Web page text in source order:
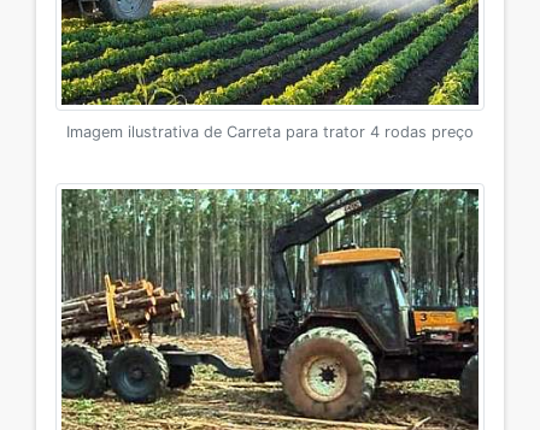
Imagem ilustrativa de Carreta para trator 4 rodas preço